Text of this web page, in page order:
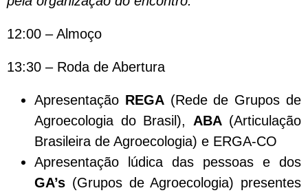
12:00 – Almoço
13:30 – Roda de Abertura
Apresentação REGA(Rede de Grupos de
Agroecologia do Brasil), ABA(Articulação
Brasileira de Agroecologia) e ERGA-CO
Apresentação lúdica das pessoas e dos
GA’s (Grupos de Agroecologia) presentes